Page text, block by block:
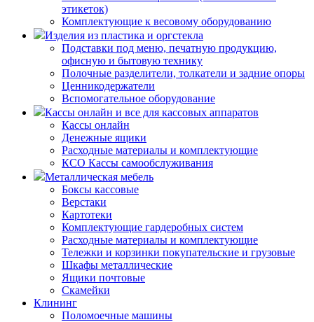
этикеток)
Комплектующие к весовому оборудованию
Изделия из пластика и оргстекла
Подставки под меню, печатную продукцию,
офисную и бытовую технику
Полочные разделители, толкатели и задние опоры
Ценникодержатели
Вспомогательное оборудование
Кассы онлайн и все для кассовых аппаратов
Кассы онлайн
Денежные ящики
Расходные материалы и комплектующие
КСО Кассы самообслуживания
Металлическая мебель
Боксы кассовые
Верстаки
Картотеки
Комплектующие гардеробных систем
Расходные материалы и комплектующие
Тележки и корзинки покупательские и грузовые
Шкафы металлические
Ящики почтовые
Скамейки
Клининг
Поломоечные машины